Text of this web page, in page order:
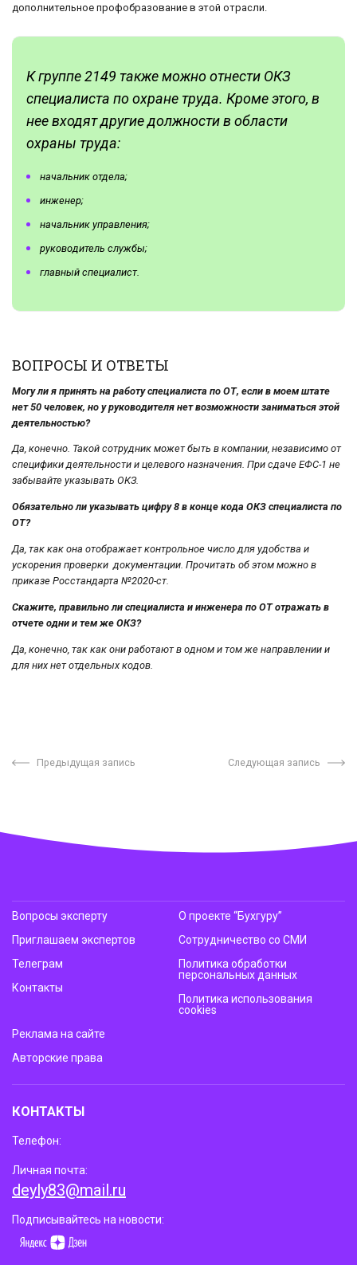
дополнительное профобразование в этой отрасли.
К группе 2149 также можно отнести ОКЗ
специалиста по охране труда. Кроме этого, в
нее входят другие должности в области
охраны труда:
начальник отдела;
инженер;
начальник управления;
руководитель службы;
главный специалист.
ВОПРОСЫ И ОТВЕТЫ
Могу ли я принять на работу специалиста по ОТ, если в моем штате
нет 50 человек, но у руководителя нет возможности заниматься этой
деятельностью?
Да, конечно. Такой сотрудник может быть в компании, независимо от
специфики деятельности и целевого назначения. При сдаче ЕФС-1 не
забывайте указывать ОКЗ.
Обязательно ли указывать цифру 8 в конце кода ОКЗ специалиста по
ОТ?
Да, так как она отображает контрольное число для удобства и
ускорения проверки документации. Прочитать об этом можно в
приказе Росстандарта №2020-ст.
Скажите, правильно ли специалиста и инженера по ОТ отражать в
отчете одни и тем же ОКЗ?
Да, конечно, так как они работают в одном и том же направлении и
для них нет отдельных кодов.
Предыдущая запись Следующая запись
Вопросы эксперту
Приглашаем экспертов
Телеграм
Контакты
О проекте “Бухгуру”
Сотрудничество со СМИ
Политика обработки
персональных данных
Политика использования
cookies
Реклама на сайте
Авторские права
КОНТАКТЫ
Телефон:
Личная почта:
deyly83@mail.ru
Подписывайтесь на новости: